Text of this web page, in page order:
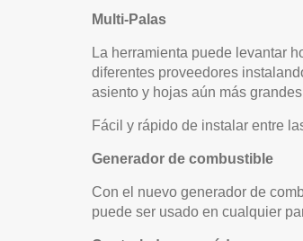
Multi-Palas
La herramienta puede levantar
diferentes proveedores
asiento y hojas aún más
Fácil y rápido de instalar entre
Generador de combustible
Con el nuevo generador de
puede ser usado en cualquier